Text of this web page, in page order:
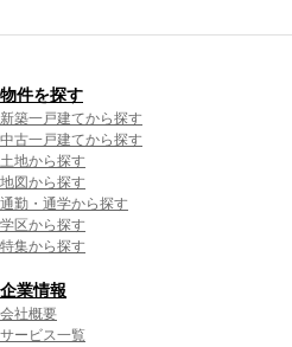
物件を探す
新築一戸建てから探す
中古一戸建てから探す
土地から探す
地図から探す
通勤・通学から探す
学区から探す
特集から探す
企業情報
会社概要
サービス一覧